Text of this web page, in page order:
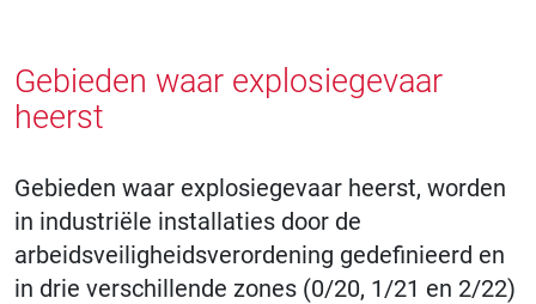
Gebieden waar explosiegevaar
heerst
Gebieden waar explosiegevaar heerst, worden
in industriële installaties door de
arbeidsveiligheidsverordening gedefinieerd en
in drie verschillende zones (0/20, 1/21 en 2/22)